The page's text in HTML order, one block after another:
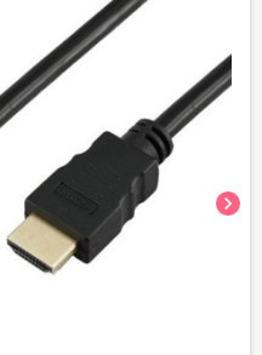
chevron_right